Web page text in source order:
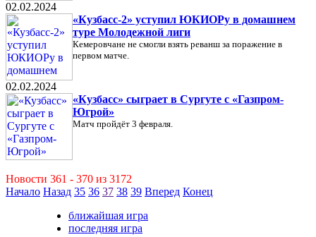
02.02.2024
«Кузбасс-2» уступил ЮКИОРу в домашнем
туре Молодежной лиги
Кемеровчане не смогли взять реванш за поражение в
первом матче.
02.02.2024
«Кузбасс» сыграет в Сургуте с «Газпром-
Югрой»
Матч пройдёт 3 февраля.
Новости 361 - 370 из 3172
Начало Назад 35 36 37 38 39 Вперед Конец
ближайшая игра
последняя игра